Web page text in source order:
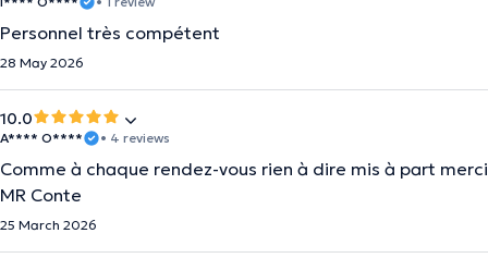
Personnel très compétent
28 May 2026
10.0
A**** O**** • 4 reviews
Comme à chaque rendez-vous rien à dire mis à part merci
MR Conte
25 March 2026